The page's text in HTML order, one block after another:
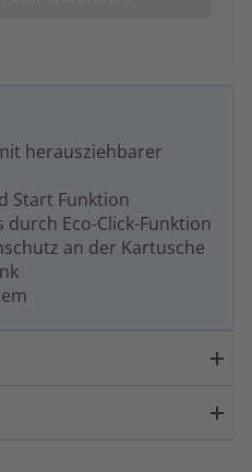
herausziehbarer
Start Funktion
durch Eco-Click-Funktion
an der Kartusche